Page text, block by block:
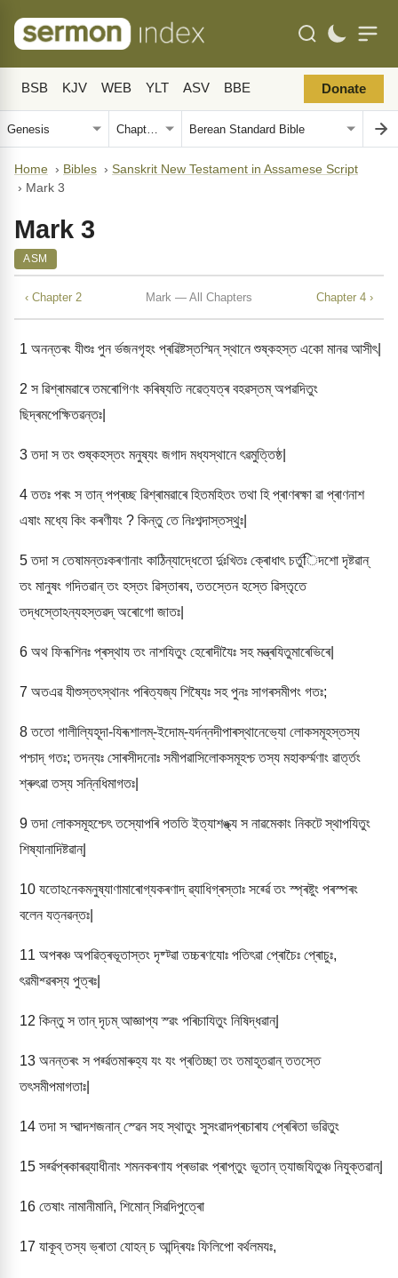
BSB KJV WEB YLT ASV BBE Donate
Home › Bibles › Sanskrit New Testament in Assamese Script
› Mark 3
Mark 3
ASM
‹ Chapter 2 Mark — All Chapters Chapter 4 ›
1 অনন্তৰং যীশুঃ পুন ৰ্ভজনগৃহং প্ৰৱিষ্টস্তস্মিন্ স্থানে শুষ্কহস্ত একো মানৱ আসীৎ|
2 স ৱিশ্ৰামৱাৰে তমৰোগিণং কৰিষ্যতি নৱেত্যত্ৰ বহৱস্তম্ অপৱদিতুং
ছিদ্ৰমপেক্ষিতৱন্তঃ|
3তদা স তং শুষ্কহস্তং মনুষ্যং জগাদ মধ্যস্থানে ৎৱমুত্তিষ্ঠ|
4ততঃ পৰং স তান্ পপ্ৰচ্ছ ৱিশ্ৰামৱাৰে হিতমহিতং তথা হি প্ৰাণৰক্ষা ৱা প্ৰাণনাশ
এষাং মধ্যে কিং কৰণীযং ? কিন্তু তে নিঃশব্দাস্তস্থুঃ|
5তদা স তেষামন্তঃকৰণানাং কাঠিন্যাদ্ধেতো ৰ্দুঃখিতঃ ক্ৰোধাৎ চৰ্তুिদশো দৃষ্টৱান্
তং মানুষং গদিতৱান্ তং হস্তং ৱিস্তাৰয, ততস্তেন হস্তে ৱিস্তৃতে
তদ্ধস্তোঽন্যহস্তৱদ্ অৰোগো জাতঃ|
6 অথ ফিৰূশিনঃ প্ৰস্থায তং নাশযিতুং হেৰোদীযৈঃ সহ মন্ত্ৰযিতুমাৰেভিৰে|
7 অতএৱ যীশুস্তৎস্থানং পৰিত্যজ্য শিষ্যৈঃ সহ পুনঃ সাগৰসমীপং গতঃ;
8ততো গালীল্যিহূদা-যিৰূশালম্-ইদোম্-যৰ্দন্নদীপাৰস্থানেভ্যো লোকসমূহস্তস্য
পশ্চাদ্ গতঃ; তদন্যঃ সোৰসীদনোঃ সমীপৱাসিলোকসমূহশ্চ তস্য মহাকৰ্ম্মণাং ৱাৰ্ত্তং
শ্ৰুৎৱা তস্য সন্নিধিমাগতঃ|
9তদা লোকসমূহশ্চেৎ তস্যোপৰি পততি ইত্যাশঙ্ক্য স নাৱমেকাং নিকটে স্থাপযিতুং
শিষ্যানাদিষ্টৱান্|
10 যতোঽনেকমনুষ্যাণামাৰোগ্যকৰণাদ্ ৱ্যাধিগ্ৰস্তাঃ সৰ্ৱ্ৱে তং স্প্ৰষ্টুং পৰস্পৰং
বলেন যত্নৱন্তঃ|
11 অপৰঞ্চ অপৱিত্ৰভূতাস্তং দৃষ্ট্ৱা তচ্চৰণযোঃ পতিৎৱা প্ৰোচৈঃ প্ৰোচুঃ,
ৎৱমীশ্ৱৰস্য পুত্ৰঃ|
12 কিন্তু স তান্ দৃঢম্ আজ্ঞাপ্য স্ৱং পৰিচাযিতুং নিষিদ্ধৱান্|
13 অনন্তৰং স পৰ্ৱ্ৱতমাৰুহ্য যং যং প্ৰতিচ্ছা তং তমাহূতৱান্ ততস্তে
তৎসমীপমাগতাঃ|
14তদা স দ্ৱাদশজনান্ স্ৱেন সহ স্থাতুং সুসংৱাদপ্ৰচাৰায প্ৰেৰিতা ভৱিতুং
15 সৰ্ৱ্ৱপ্ৰকাৰৱ্যাধীনাং শমনকৰণায প্ৰভাৱং প্ৰাপ্তুং ভূতান্ ত্যাজযিতুঞ্চ নিযুক্তৱান্|
16 তেষাং নামানীমানি, শিমোন্ সিৱদিপুত্ৰো
17 যাকূব্ তস্য ভ্ৰাতা যোহন্ চ আন্দ্ৰিযঃ ফিলিপো বৰ্থলমযঃ,